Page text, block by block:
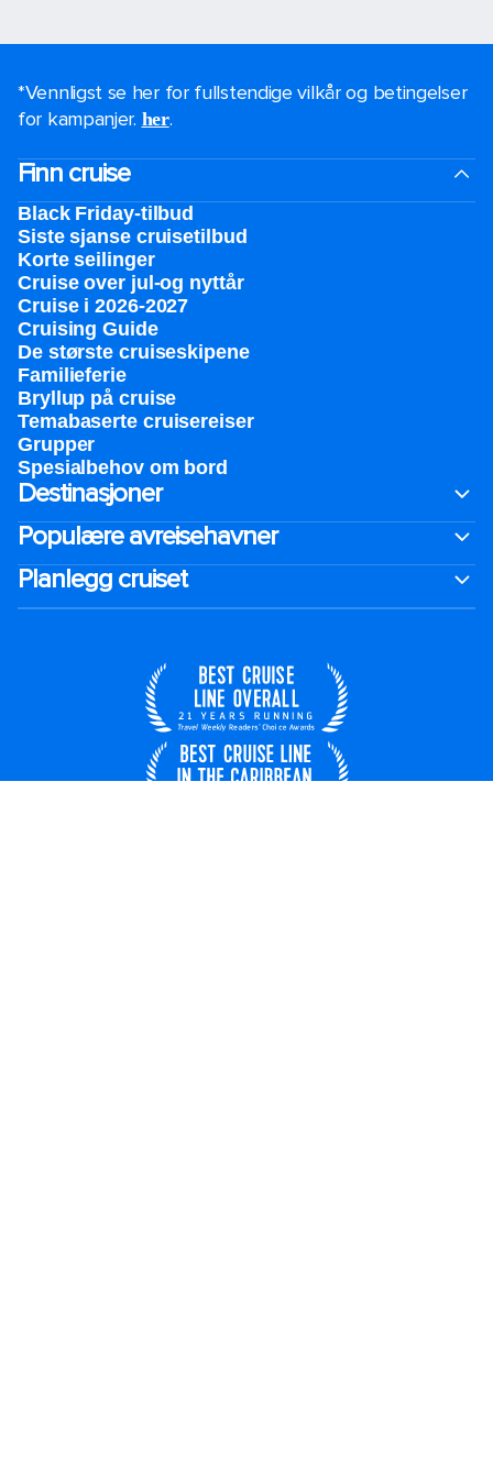
*Vennligst se her for fullstendige vilkår og betingelser
for kampanjer. her.
Finn cruise
Black Friday-tilbud
Siste sjanse cruisetilbud
Korte seilinger
Cruise over jul-og nyttår
Cruise i 2026-2027
Cruising Guide
De største cruiseskipene
Familieferie
Bryllup på cruise
Temabaserte cruisereiser
Grupper
Spesialbehov om bord
Destinasjoner
Populære avreisehavner
Planlegg cruiset